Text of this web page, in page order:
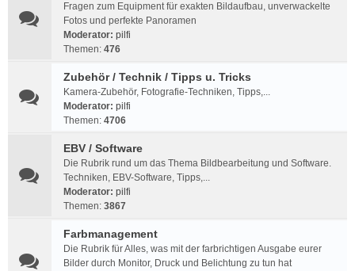
Fragen zum Equipment für exakten Bildaufbau, unverwackelte
Fotos und perfekte Panoramen
Moderator: pilfi
Themen: 476
Zubehör / Technik / Tipps u. Tricks
Kamera-Zubehör, Fotografie-Techniken, Tipps,...
Moderator: pilfi
Themen: 4706
EBV / Software
Die Rubrik rund um das Thema Bildbearbeitung und Software.
Techniken, EBV-Software, Tipps,...
Moderator: pilfi
Themen: 3867
Farbmanagement
Die Rubrik für Alles, was mit der farbrichtigen Ausgabe eurer
Bilder durch Monitor, Druck und Belichtung zu tun hat